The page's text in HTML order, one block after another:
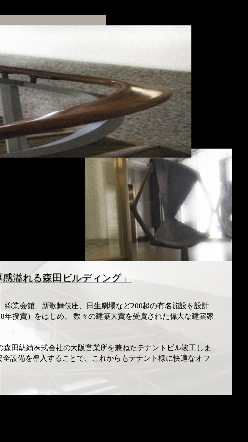
溢れる森田ビルディング」
業会館、新歌舞伎座、日生劇場など200超の有名施設を設計
授賞）をはじめ、 数々の建築大賞を受賞された偉大な建築家
田紡績株式会社の大阪営業所を兼ねたテナントビル竣工しま
設備を導入することで、これからもテナント様に快適なオフ